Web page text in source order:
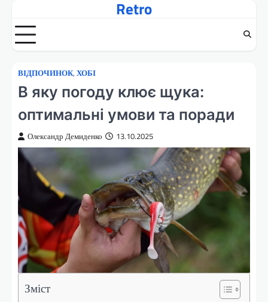
вмісту
Retro
ВІДПОЧИНОК, ХОБІ
В яку погоду клює щука:
оптимальні умови та поради
Олександр Демиденко 13.10.2025
Зміст